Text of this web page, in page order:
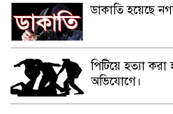
ডাকাতি হয়েছে
পিটিয়ে হত্যা
অভিযোগে।